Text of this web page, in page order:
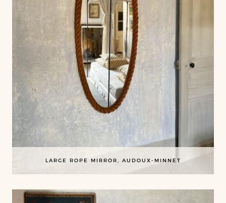
LARGE ROPE MIRROR, AUDOUX-MINNET